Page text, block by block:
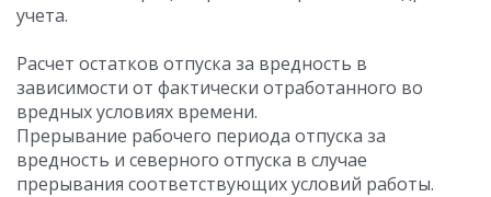
учета.
Расчет остатков отпуска за вредность в
зависимости от фактически отработанного во
вредных условиях времени.
Прерывание рабочего периода отпуска за
вредность и северного отпуска в случае
прерывания соответствующих условий работы.